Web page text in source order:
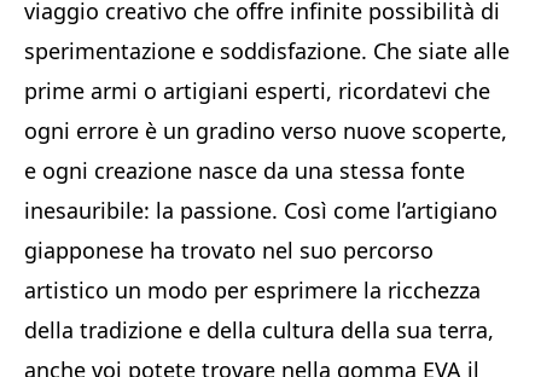
viaggio creativo che offre infinite possibilità di
sperimentazione e soddisfazione. Che siate alle
prime armi o artigiani esperti, ricordatevi che
ogni errore è un gradino verso nuove scoperte,
e ogni creazione nasce da una stessa fonte
inesauribile: la passione. Così come l’artigiano
giapponese ha trovato nel suo percorso
artistico un modo per esprimere la ricchezza
della tradizione e della cultura della sua terra,
anche voi potete trovare nella gomma EVA il